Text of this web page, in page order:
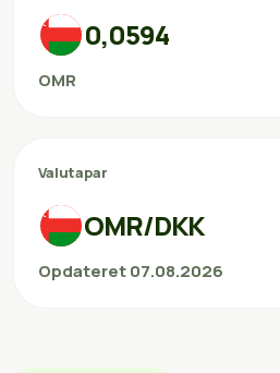
0,0594
OMR
Valutapar
OMR/DKK
Opdateret 07.08.2026